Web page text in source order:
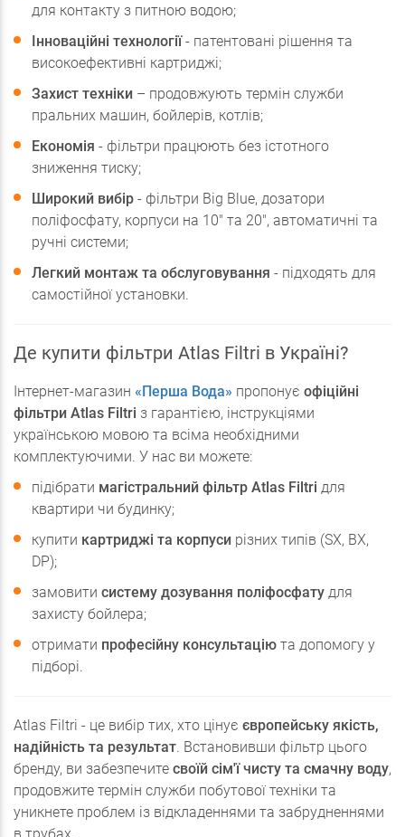
для контакту з питною водою;
Інноваційні технології- патентовані рішення та
високоефективні картриджі;
Захист техніки – продовжують термін служби
пральних машин, бойлерів, котлів;
Економія - фільтри працюють без істотного
зниження тиску;
Широкий вибір - фільтри Big Blue, дозатори
поліфосфату, корпуси на 10" та 20", автоматичні та
ручні системи;
Легкий монтаж та обслуговування - підходять для
самостійної установки.
Де купити фільтри Atlas Filtri в Україні?
Інтернет-магазин «Перша Вода» пропонує офіційні
фільтри Atlas Filtri з гарантією, інструкціями
українською мовою та всіма необхідними
комплектуючими. У нас ви можете:
підібрати магістральний фільтр Atlas Filtri для
квартири чи будинку;
купити картриджі та корпуси різних типів (SX, BX,
DP);
замовити систему дозування поліфосфату для
захисту бойлера;
отримати професійну консультацію та допомогу у
підборі.
Atlas Filtri - це вибір тих, хто цінує європейську якість,
надійність та результат. Встановивши фільтр цього
бренду, ви забезпечите своїй сім'ї чисту та смачну воду,
продовжите термін служби побутової техніки та
уникнете проблем із відкладеннями та забрудненнями